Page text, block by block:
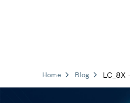
Home Blog